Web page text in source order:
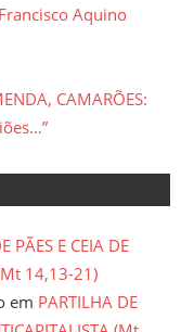
Aquino
CAMARÕES:
PÃES E CEIA DE
(Mt 14,13-21)
em PARTILHA DE